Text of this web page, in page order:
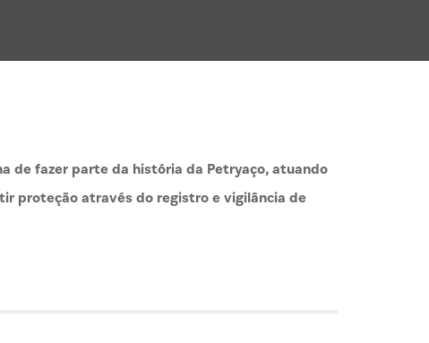
de fazer parte da história da Petryaço, atuando
proteção através do registro e vigilância de